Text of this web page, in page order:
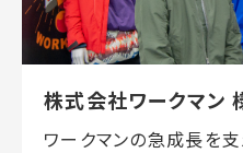
株式会社ワークマン
ワークマンの急成長を